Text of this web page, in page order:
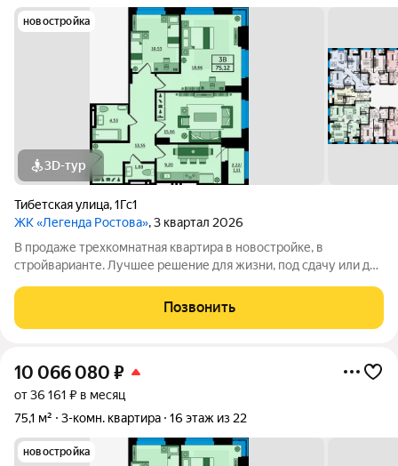
новостройка
3D-тур
Тибетская улица,1Гс1
ЖК «Легенда Ростова», 3 квартал 2026
В продаже трехкомнатная квартира в новостройке, в
стройварианте. Лучшее решение для жизни, под сдачу или для
достаточно места для хранения. Одним из главных
преимуществ этой квартиры - три
Позвонить
10 066 080 ₽
от 36 161 ₽ в месяц
75,1 м²
3-комн. квартира 16 этаж из 22
новостройка